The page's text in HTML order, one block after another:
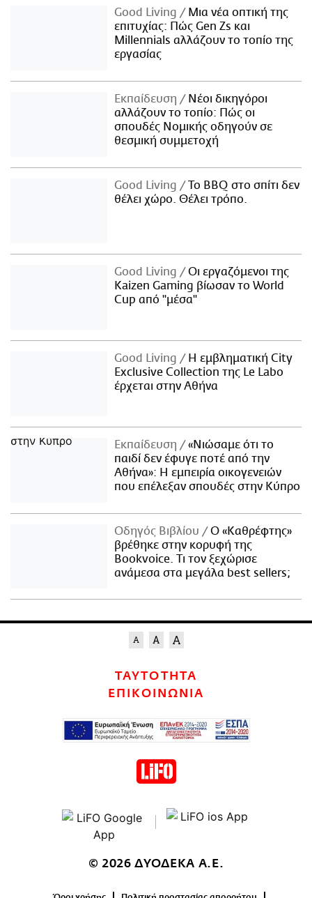
Good Living
Μια νέα οπτική της
επιτυχίας: Πώς Gen Zs και
Millennials αλλάζουν το τοπίο της
εργασίας
Εκπαίδευση
Νέοι δικηγόροι
αλλάζουν το τοπίο: Πώς οι
σπουδές Νομικής οδηγούν σε
θεσμική συμμετοχή
Good Living
Το BBQ στο σπίτι δεν
θέλει χώρο. Θέλει τρόπο.
Good Living
Οι εργαζόμενοι της
Kaizen Gaming βίωσαν το World
Cup από "μέσα"
Good Living
Η εμβληματική City
Exclusive Collection της Le Labo
έρχεται στην Αθήνα
Εκπαίδευση
«Νιώσαμε ότι το
παιδί δεν έφυγε ποτέ από την
Αθήνα»: Η εμπειρία οικογενειών
που επέλεξαν σπουδές στην Κύπρο
Οδηγός Βιβλίου
Ο «Καθρέφτης»
βρέθηκε στην κορυφή της
Bookvoice. Τι τον ξεχώρισε
ανάμεσα στα μεγάλα best sellers;
ΤΑΥΤΟΤΗΤΑ
ΕΠΙΚΟΙΝΩΝΙΑ
© 2026 ΔΥΟΔΕΚΑ Α.Ε.